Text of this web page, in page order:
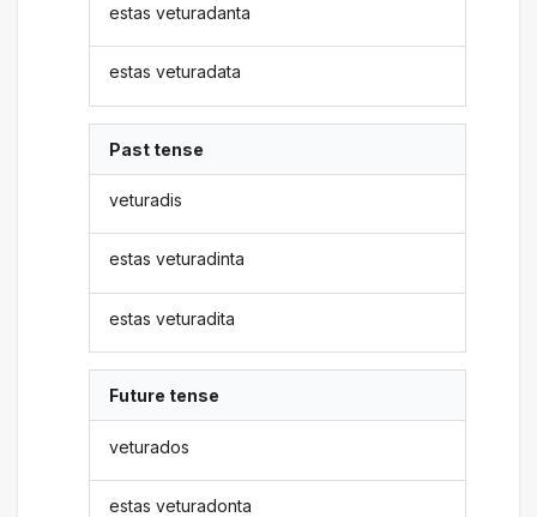
estas veturadanta
estas veturadata
Past tense
veturadis
estas veturadinta
estas veturadita
Future tense
veturados
estas veturadonta